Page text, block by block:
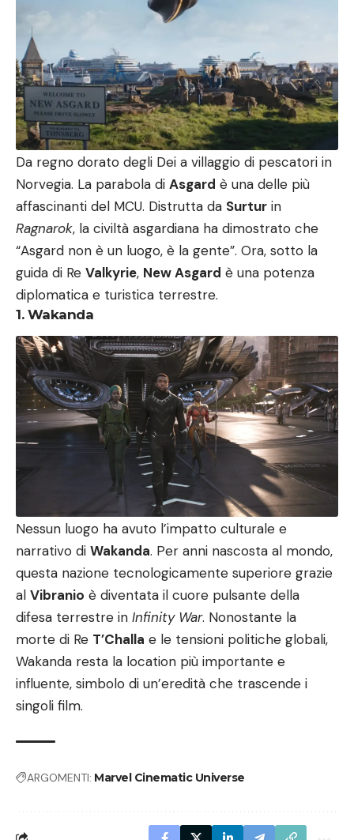
Da regno dorato degli Dei a villaggio di pescatori in
Norvegia. La parabola di Asgard è una delle più
affascinanti del MCU. Distrutta da Surtur in
Ragnarok, la civiltà asgardiana ha dimostrato che
“Asgard non è un luogo, è la gente”. Ora, sotto la
guida di Re Valkyrie, New Asgard è una potenza
diplomatica e turistica terrestre.
1. Wakanda
Nessun luogo ha avuto l’impatto culturale e
narrativo di Wakanda. Per anni nascosta al mondo,
questa nazione tecnologicamente superiore grazie
al Vibranio è diventata il cuore pulsante della
difesa terrestre in Infinity War. Nonostante la
morte di Re T’Challa e le tensioni politiche globali,
Wakanda resta la location più importante e
influente, simbolo di un’eredità che trascende i
singoli film.
ARGOMENTI: Marvel Cinematic Universe